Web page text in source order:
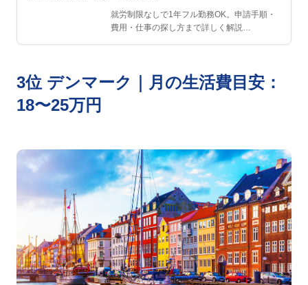
就労制限なしで1年フル勤務OK。申請手順・
費用・仕事の探し方まで詳しく解説…
3位 デンマーク｜月の生活費目安：
18〜25万円